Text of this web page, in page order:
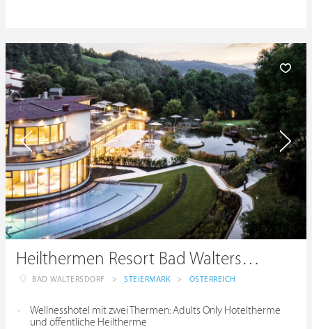
Heilthermen Resort Bad Waltersdorf
BAD WALTERSDORF > STEIERMARK > ÖSTERREICH
Wellnesshotel mit zwei Thermen: Adults Only Hoteltherme
und öffentliche Heiltherme